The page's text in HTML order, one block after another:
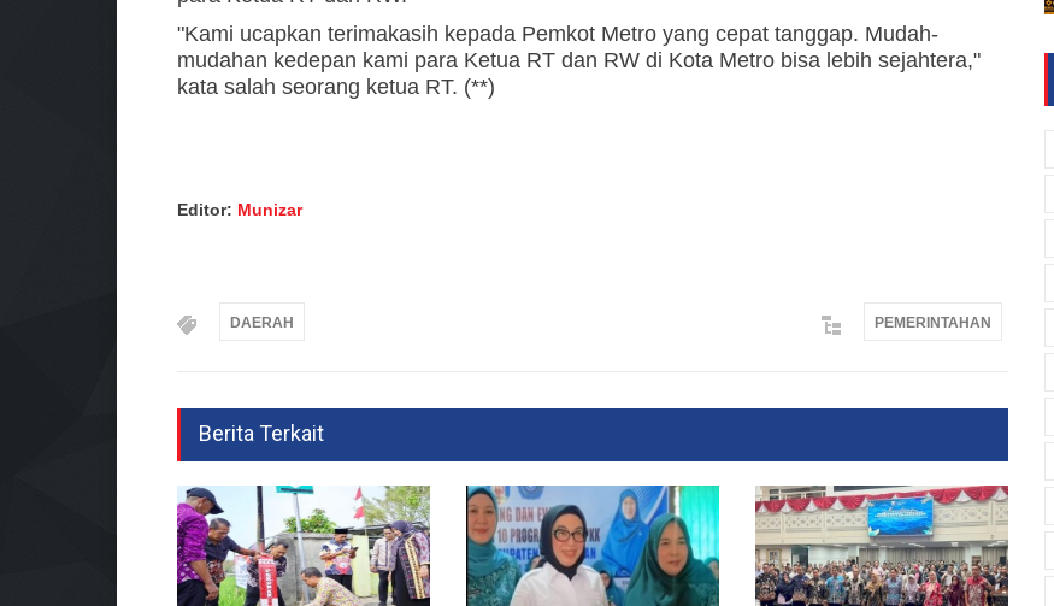
"Kami ucapkan terimakasih kepada Pemkot Metro yang cepat tanggap. Mudah-
mudahan kedepan kami para Ketua RT dan RW di Kota Metro bisa lebih sejahtera,"
kata salah seorang ketua RT. (**)
Editor: Munizar
DAERAH PEMERINTAHAN
Berita Terkait